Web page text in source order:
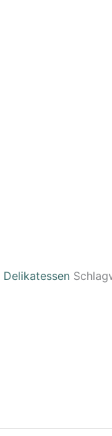
Delikatessen